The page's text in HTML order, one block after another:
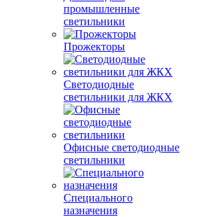
промышленные
светильники
Прожекторы
Светодиодные
светильники для ЖКХ
Офисные светодиодные
светильники
Специального
назначения